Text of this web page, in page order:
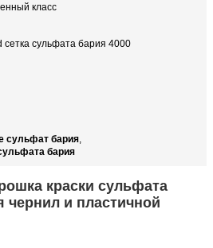
класс
сетка сульфата бария 4000
сульфат бария,
бария
краски сульфата
чернил и пластичной